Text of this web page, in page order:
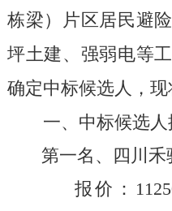
栋梁）片区居民避
坪土建、强弱电等
确定中标候选人，现
一、中标候选人
第一名、 四川禾
报价：